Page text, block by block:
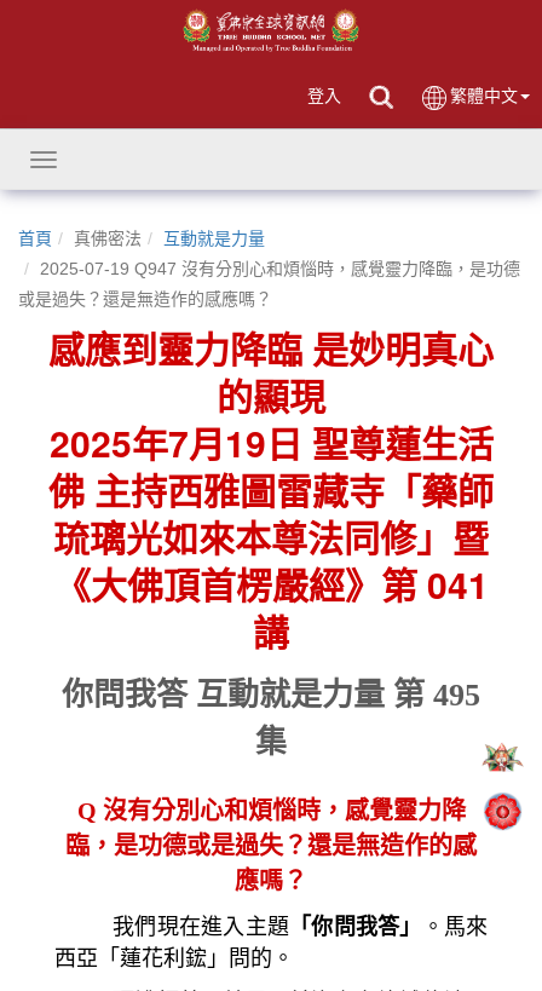
登入 繁體中文
Toggle
navigation
首頁 真佛密法
互動就是力量
2025-07-19 Q947 沒有分別心和煩惱時，感覺靈力降臨，是功德
或是過失？還是無造作的感應嗎？
感應到靈力降臨 是妙明真心
的顯現
2025年7月19日 聖尊蓮生活
佛 主持西雅圖雷藏寺「藥師
琉璃光如來本尊法同修」暨
《大佛頂首楞嚴經》第 041
講
你問我答 互動就是力量 第 495
集
Q 沒有分別心和煩惱時，感覺靈力降
臨，是功德或是過失？還是無造作的感
應嗎？
我們現在進入主題 「你問我答」
。馬來
西亞「蓮花利鋐」問的。